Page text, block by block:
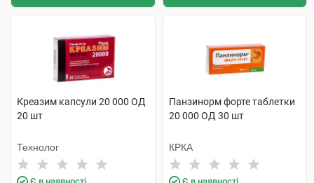
Креазим капсули 20 000 ОД
20 шт
Технолог
Панзинорм форте таблетки
20 000 ОД 30 шт
КРКА